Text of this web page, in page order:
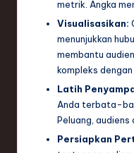
metrik. Angka
Visualisasikan:
menunjukkan
membantu
kompleks
Latih
Anda terbata-
Peluang, audiens
Persiapkan